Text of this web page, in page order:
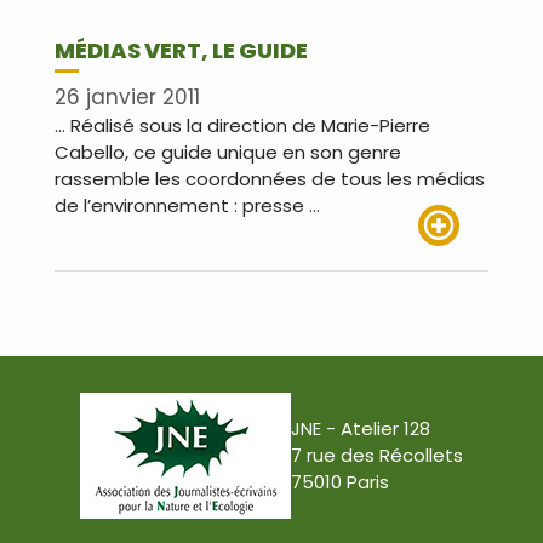
MÉDIAS VERT, LE GUIDE
26 janvier 2011
… Réalisé sous la direction de Marie-Pierre
Cabello, ce guide unique en son genre
rassemble les coordonnées de tous les médias
de l’environnement : presse …
JNE - Atelier 128
7 rue des Récollets
75010 Paris